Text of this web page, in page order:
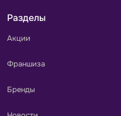
Разделы
Акции
Франшиза
Бренды